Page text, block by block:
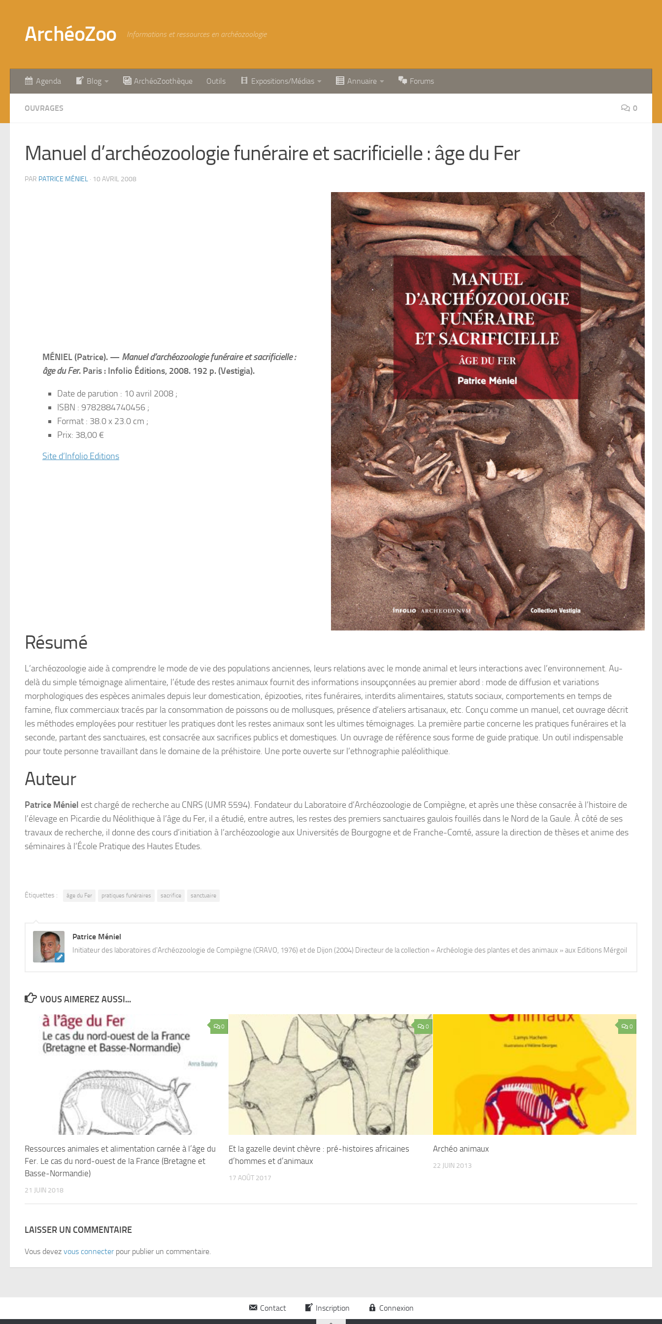
ArchéoZoo Informations et ressources en archéozoologie
Agenda Blog ArchéoZoothèque Outils Expositions/Médias Annuaire Forums
OUVRAGES 0
Manuel d’archéozoologie funéraire et sacrificielle : âge du Fer
PAR PATRICE MÉNIEL · 10 AVRIL 2008
MÉNIEL (Patrice). — Manuel d’archéozoologie funéraire et sacrificielle :
âge du Fer. Paris : Infolio Éditions, 2008. 192 p. (Vestigia).
Date de parution : 10 avril 2008 ;
ISBN : 9782884740456 ;
Format : 38.0 x 23.0 cm ;
Prix: 38,00 €
Site d’Infolio Editions
Résumé
L’archéozoologie aide à comprendre le mode de vie des populations anciennes, leurs relations avec le monde animal et leurs interactions avec l’environnement. Au-
delà du simple témoignage alimentaire, l’étude des restes animaux fournit des informations insoupçonnées au premier abord : mode de diffusion et variations
morphologiques des espèces animales depuis leur domestication, épizooties, rites funéraires, interdits alimentaires, statuts sociaux, comportements en temps de
famine, flux commerciaux tracés par la consommation de poissons ou de mollusques, présence d’ateliers artisanaux, etc. Conçu comme un manuel, cet ouvrage décrit
les méthodes employées pour restituer les pratiques dont les restes animaux sont les ultimes témoignages. La première partie concerne les pratiques funéraires et la
seconde, partant des sanctuaires, est consacrée aux sacrifices publics et domestiques. Un ouvrage de référence sous forme de guide pratique. Un outil indispensable
pour toute personne travaillant dans le domaine de la préhistoire. Une porte ouverte sur l’ethnographie paléolithique.
Auteur
Patrice Méniel est chargé de recherche au CNRS (UMR 5594). Fondateur du Laboratoire d’Archéozoologie de Compiègne, et après une thèse consacrée à l’histoire de
l’élevage en Picardie du Néolithique à l’âge du Fer, il a étudié, entre autres, les restes des premiers sanctuaires gaulois fouillés dans le Nord de la Gaule. À côté de ses
travaux de recherche, il donne des cours d’initiation à l’archéozoologie aux Universités de Bourgogne et de Franche-Comté, assure la direction de thèses et anime des
séminaires à l’École Pratique des Hautes Etudes.
Étiquettes : âge du Fer pratiques funéraires sacrifice sanctuaire
Patrice Méniel
Initiateur des laboratoires d'Archéozoologie de Compiègne (CRAVO, 1976) et de Dijon (2004) Directeur de la collection « Archéologie des plantes et des animaux » aux Editions Mérgoil
VOUS AIMEREZ AUSSI...
0
Ressources animales et alimentation carnée à l’âge du
Fer. Le cas du nord-ouest de la France (Bretagne et
Basse-Normandie)
21 JUIN 2018
0
Et la gazelle devint chèvre : pré-histoires africaines
d’hommes et d’animaux
17 AOÛT 2017
0
Archéo animaux
22 JUIN 2013
LAISSER UN COMMENTAIRE
Vous devez vous connecterpour publier un commentaire.
Contact Inscription Connexion